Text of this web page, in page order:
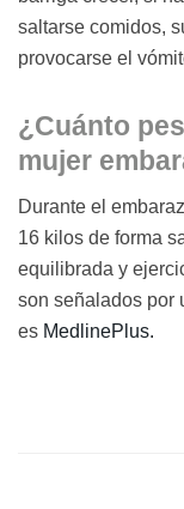
saltarse comidos,
provocarse el
¿Cuánto
mujer
Durante el
16 kilos de forma
equilibrada y
son señalados por
es MedlinePlus.